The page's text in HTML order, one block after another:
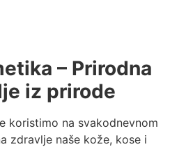
– Prirodna
iz prirode
koristimo na svakodnevnom
zdravlje naše kože, kose i